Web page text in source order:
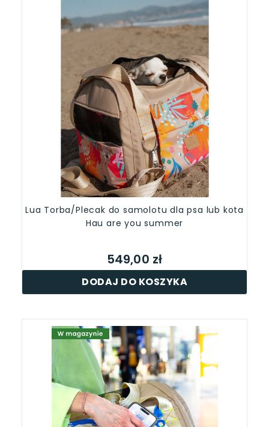
Lua Torba/Plecak do samolotu dla psa lub kota
Hau are you summer
549,00 zł
DODAJ DO KOSZYKA